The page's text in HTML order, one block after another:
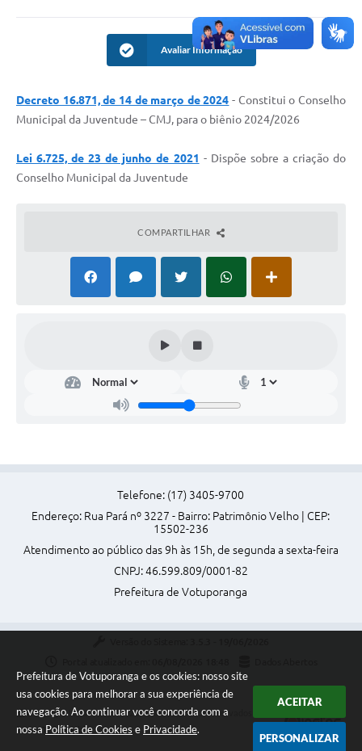
Prefeitura de Votuporanga e os cookies: nosso site
usa cookies para melhorar a sua experiência de
navegação. Ao continuar você concorda com a
nossa Política de Cookies e Privacidade.
ACEITAR
PERSONALIZAR
Perguntas Frequentes
Audiências Públicas
Links
Avaliar Informação
Decreto 16.871, de 14 de março de 2024 - Constitui o Conselho
Municipal da Juventude – CMJ, para o biênio 2024/2026
Lei 6.725, de 23 de junho de 2021 - Dispõe sobre a criação do
Conselho Municipal da Juventude
COMPARTILHAR
Telefone: (17) 3405-9700
Endereço: Rua Pará nº 3227 - Bairro: Patrimônio Velho | CEP:
15502-236
Atendimento ao público das 9h às 15h, de segunda a sexta-feira
CNPJ: 46.599.809/0001-82
Prefeitura de Votuporanga
Copyright Instar - 2006-2026. Todos os direitos reservados -
Instar Tecnologia